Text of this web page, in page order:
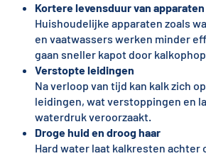
Kortere levensduur van apparaten
Huishoudelijke apparaten zoals
en vaatwassers werken minder
gaan sneller kapot door
Verstopte leidingen
Na verloop van tijd kan kalk zich
leidingen, wat verstoppingen en
waterdruk veroorzaakt.
Droge huid en droog haar
Hard water laat kalkresten achter